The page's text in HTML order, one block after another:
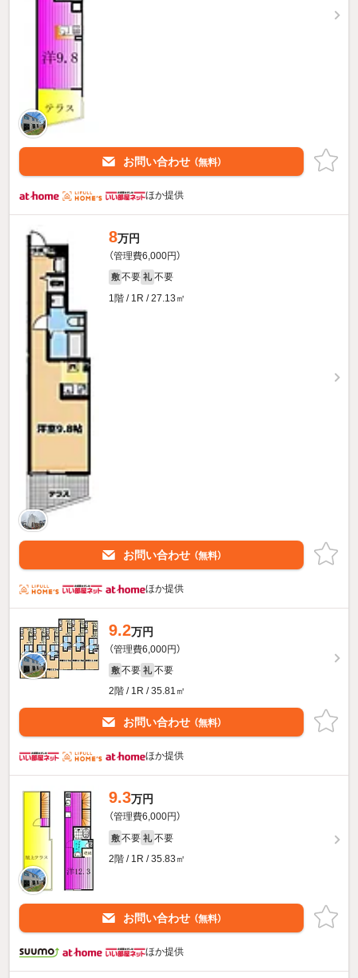
お問い合わせ （無料）
ほか提供
8万円
（管理費6,000円）
敷 不要 礼 不要
1階 / 1R / 27.13㎡
お問い合わせ （無料）
ほか提供
9.2万円
（管理費6,000円）
敷 不要 礼 不要
2階 / 1R / 35.81㎡
お問い合わせ （無料）
ほか提供
9.3万円
（管理費6,000円）
敷 不要 礼 不要
2階 / 1R / 35.83㎡
お問い合わせ （無料）
ほか提供